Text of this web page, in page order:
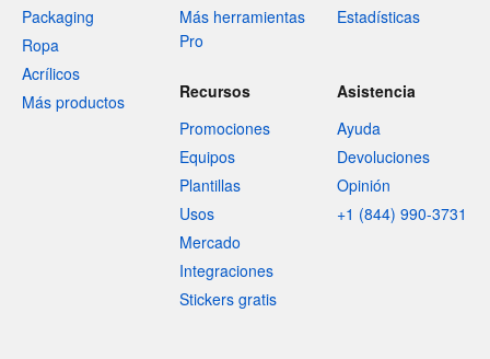
Packaging
Ropa
Acrílicos
Más productos
Más herramientas
Pro
Estadísticas
Recursos
Promociones
Equipos
Plantillas
Usos
Mercado
Integraciones
Stickers gratis
Asistencia
Ayuda
Devoluciones
Opinión
+1 (844) 990-3731